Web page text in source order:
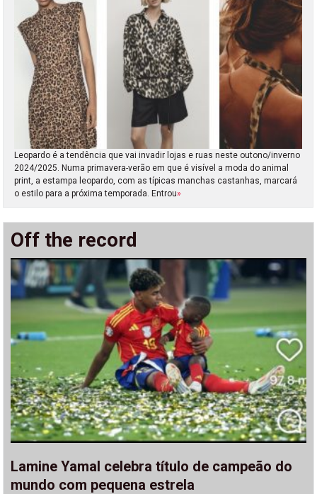
Leopardo é a tendência que vai invadir lojas e ruas neste outono/inverno
2024/2025. Numa primavera-verão em que é visível a moda do animal
print, a estampa leopardo, com as típicas manchas castanhas, marcará
o estilo para a próxima temporada. Entrou»
Off the record
Lamine Yamal celebra título de campeão do
mundo com pequena estrela